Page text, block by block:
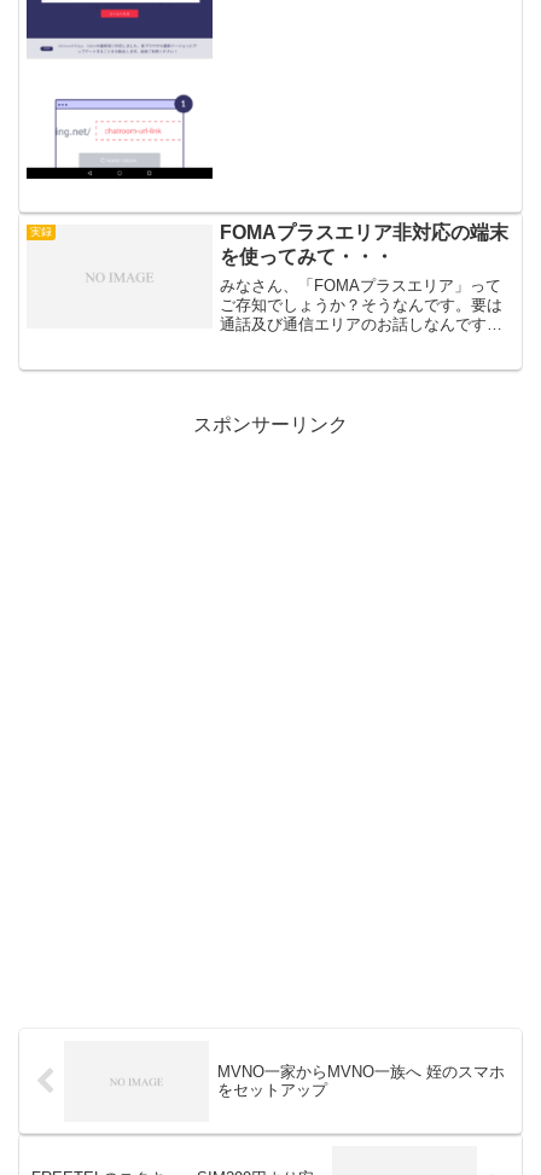
実録
FOMAプラスエリア非対応の端末
を使ってみて・・・
みなさん、「FOMAプラスエリア」って
ご存知でしょうか？そうなんです。要は
通話及び通信エリアのお話しなんです。
スポンサーリンク
MVNO一家からMVNO一族へ 姪のスマホ
をセットアップ